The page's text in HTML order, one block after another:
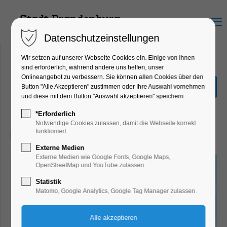
Menu
Neon-T-Shirts bemalen
Ferienkalender, Kinder, Jugend, Mitmach-
Aktion
28.08.2025, 12:00–18:00
Datenschutzeinstellungen
Wir setzen auf unserer Webseite Cookies ein. Einige von ihnen
sind erforderlich, während andere uns helfen, unser
Onlineangebot zu verbessern. Sie können allen Cookies über den
Button "Alle Akzeptieren" zustimmen oder Ihre Auswahl vornehmen
und diese mit dem Button "Auswahl akzeptieren" speichern.
*Erforderlich
Notwendige Cookies zulassen, damit die Webseite korrekt
funktioniert.
Externe Medien
Externe Medien wie Google Fonts, Google Maps,
OpenStreetMap und YouTube zulassen.
Statistik
Matomo, Google Analytics, Google Tag Manager zulassen.